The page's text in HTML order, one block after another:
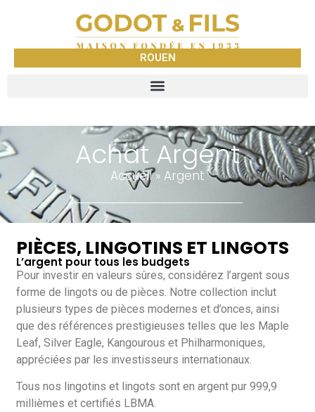
ROUEN
Achat Argent
Accueil» Argent
PIÈCES, LINGOTINS ET LINGOTS
L’argent pour tous les budgets
Pour investir en valeurs sûres, considérez l’argent sous
forme de lingots ou de pièces. Notre collection inclut
plusieurs types de pièces modernes et d’onces, ainsi
que des références prestigieuses telles que les Maple
Leaf, Silver Eagle, Kangourous et Philharmoniques,
appréciées par les investisseurs internationaux.
Tous nos lingotins et lingots sont en argent pur 999,9
millièmes et certifiés LBMA.